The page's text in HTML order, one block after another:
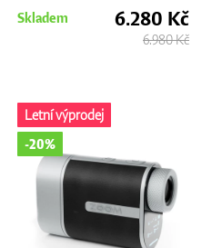
Skladem 6.280 Kč
6.980 Kč
Letní výprodej
-20%